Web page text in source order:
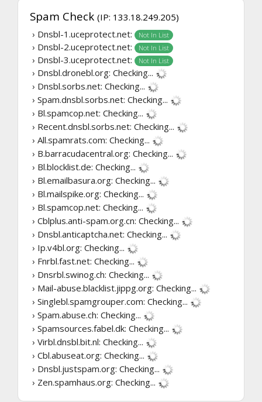
Spam Check (IP: 133.18.249.205)
› Dnsbl-1.uceprotect.net:
Not In List
› Dnsbl-2.uceprotect.net: Not In List
› Dnsbl-3.uceprotect.net: Not In List
› Dnsbl.dronebl.org: Checking...
› Dnsbl.sorbs.net: Checking...
› Spam.dnsbl.sorbs.net: Checking...
› Bl.spamcop.net: Checking...
› Recent.dnsbl.sorbs.net: Checking...
› All.spamrats.com: Checking...
› B.barracudacentral.org: Checking...
› Bl.blocklist.de: Checking...
› Bl.emailbasura.org: Checking...
› Bl.mailspike.org: Checking...
› Bl.spamcop.net: Checking...
› Cblplus.anti-spam.org.cn: Checking...
› Dnsbl.anticaptcha.net: Checking...
› Ip.v4bl.org: Checking...
› Fnrbl.fast.net: Checking...
› Dnsrbl.swinog.ch: Checking...
› Mail-abuse.blacklist.jippg.org: Checking...
› Singlebl.spamgrouper.com: Checking...
› Spam.abuse.ch: Checking...
› Spamsources.fabel.dk: Checking...
› Virbl.dnsbl.bit.nl: Checking...
› Cbl.abuseat.org: Checking...
› Dnsbl.justspam.org: Checking...
› Zen.spamhaus.org: Checking...